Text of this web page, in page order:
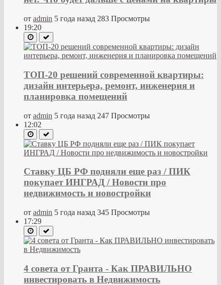
от admin 5 года назад 283 Просмотры
19:20
ТОП-20 решений современной квартиры:
дизайн интерьера, ремонт, инженерия и
планировка помещений
от admin 5 года назад 247 Просмотры
12:02
Ставку ЦБ РФ подняли еще раз / ПИК
покупает ИНГРАД / Новости про
недвижимость и новостройки
от admin 5 года назад 345 Просмотры
17:29
4 совета от Гранта - Как ПРАВИЛЬНО
инвестировать в Недвижимость